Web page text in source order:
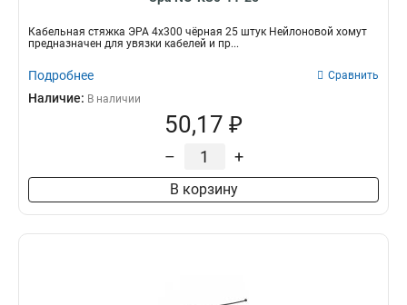
Кабельная стяжка ЭРА 4x300 чёрная 25 штук Нейлоновой хомут
предназначен для увязки кабелей и пр...
Подробнее Сравнить
Наличие: В наличии
50,17 ₽
– +
В корзину